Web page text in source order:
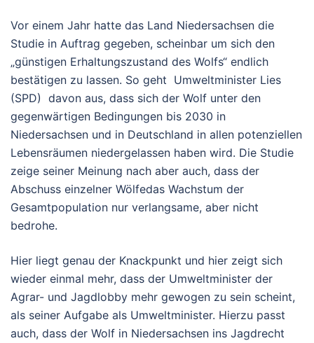
Vor einem Jahr hatte das Land Niedersachsen die
Studie in Auftrag gegeben, scheinbar um sich den
„günstigen Erhaltungszustand des Wolfs“ endlich
bestätigen zu lassen. So geht Umweltminister Lies
(SPD) davon aus, dass sich der Wolf unter den
gegenwärtigen Bedingungen bis 2030 in
Niedersachsen und in Deutschland in allen potenziellen
Lebensräumen niedergelassen haben wird. Die Studie
zeige seiner Meinung nach aber auch, dass der
Abschuss einzelner Wölfedas Wachstum der
Gesamtpopulation nur verlangsame, aber nicht
bedrohe.
Hier liegt genau der Knackpunkt und hier zeigt sich
wieder einmal mehr, dass der Umweltminister der
Agrar- und Jagdlobby mehr gewogen zu sein scheint,
als seiner Aufgabe als Umweltminister. Hierzu passt
auch, dass der Wolf in Niedersachsen ins Jagdrecht